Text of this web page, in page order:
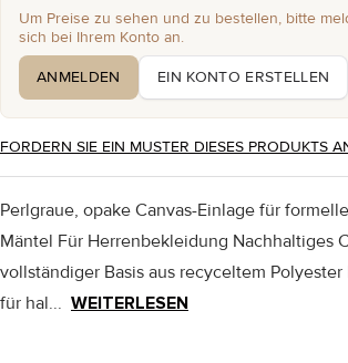
Um Preise zu sehen und zu bestellen, bitte
sich bei Ihrem Konto an.
ANMELDEN EIN KONTO ERSTELLEN
FORDERN SIE EIN MUSTER DIESES PRODUKTS
Perlgraue, opake Canvas-Einlage für
Mäntel Für Herrenbekleidung Nachhaltiges
vollständiger Basis aus recyceltem Polyester
für hal... WEITERLESEN